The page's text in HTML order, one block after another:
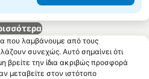
που λαμβάνουμε από τους
συνεχώς. Αυτό σημαίνει ότι
βρείτε την ίδια ακριβώς προσφορά
μεταβείτε στον ιστότοπο